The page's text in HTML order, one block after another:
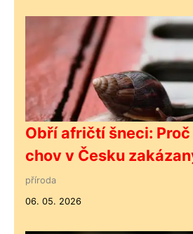
Obří afričtí šneci:
chov v Česku
příroda
06. 05. 2026